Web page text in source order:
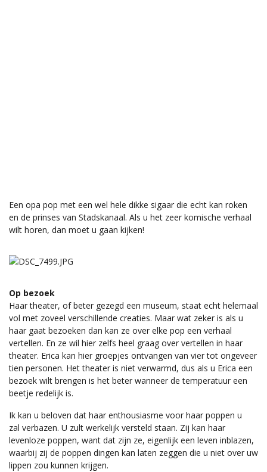
Een opa pop met een wel hele dikke sigaar die echt kan roken
en de prinses van Stadskanaal. Als u het zeer komische verhaal
wilt horen, dan moet u gaan kijken!
Op bezoek
Haar theater, of beter gezegd een museum, staat echt helemaal
vol met zoveel verschillende creaties. Maar wat zeker is als u
haar gaat bezoeken dan kan ze over elke pop een verhaal
vertellen. En ze wil hier zelfs heel graag over vertellen in haar
theater. Erica kan hier groepjes ontvangen van vier tot ongeveer
tien personen. Het theater is niet verwarmd, dus als u Erica een
bezoek wilt brengen is het beter wanneer de temperatuur een
beetje redelijk is.
Ik kan u beloven dat haar enthousiasme voor haar poppen u
zal verbazen. U zult werkelijk versteld staan. Zij kan haar
levenloze poppen, want dat zijn ze, eigenlijk een leven inblazen,
waarbij zij de poppen dingen kan laten zeggen die u niet over uw
lippen zou kunnen krijgen.